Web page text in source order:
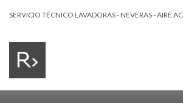
SERVICIO TÉCNICO LAVADORAS - NEVERAS - AIRE